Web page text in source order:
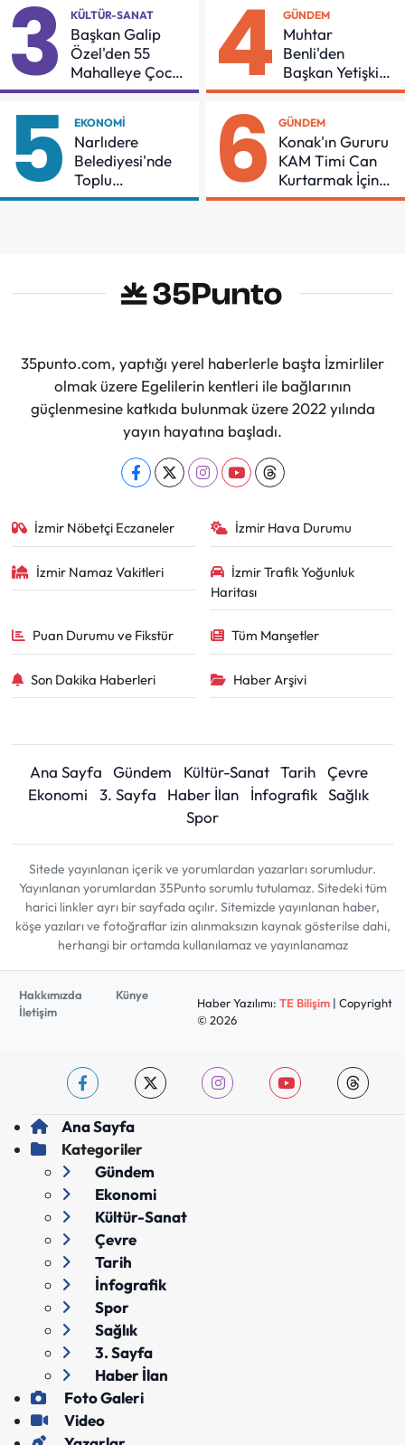
3 KÜLTÜR-SANAT
Başkan Galip
Özel'den 55
Mahalleye Çocuk
Şenliği
4 GÜNDEM
Muhtar
Benli'den
Başkan Yetişkin'e
Teşekkür
5 EKONOMI
Narlıdere
Belediyesi'nde
Toplu
Sözleşmeye
6 GÜNDEM
Konak'ın Gururu
KAM Timi Can
Kurtarmak İçin
Demir Aldı
35punto.com, yaptığı yerel haberlerle başta İzmirliler
olmak üzere Egelilerin kentleri ile bağlarının
güçlenmesine katkıda bulunmak üzere 2022 yılında
yayın hayatına başladı.
İzmir Nöbetçi Eczaneler İzmir Hava Durumu
İzmir Namaz Vakitleri
İzmir Trafik Yoğunluk
Haritası
Puan Durumu ve Fikstür Tüm Manşetler
Son Dakika Haberleri Haber Arşivi
Ana Sayfa Gündem Kültür-Sanat Tarih
Çevre
Ekonomi
3. Sayfa Haber İlan İnfografik Sağlık
Spor
Sitede yayınlanan içerik ve yorumlardan yazarları sorumludur.
Yayınlanan yorumlardan 35Punto sorumlu tutulamaz. Sitedeki tüm
harici linkler ayrı bir sayfada açılır. Sitemizde yayınlanan haber,
köşe yazıları ve fotoğraflar izin alınmaksızın kaynak gösterilse dahi,
herhangi bir ortamda kullanılamaz ve yayınlanamaz
Hakkımızda
Künye
İletişim
Haber Yazılımı: TE Bilişim| Copyright
© 2026
Ana Sayfa
Kategoriler
Gündem
Ekonomi
Kültür-Sanat
Çevre
Tarih
İnfografik
Spor
Sağlık
3. Sayfa
Haber İlan
Foto Galeri
Video